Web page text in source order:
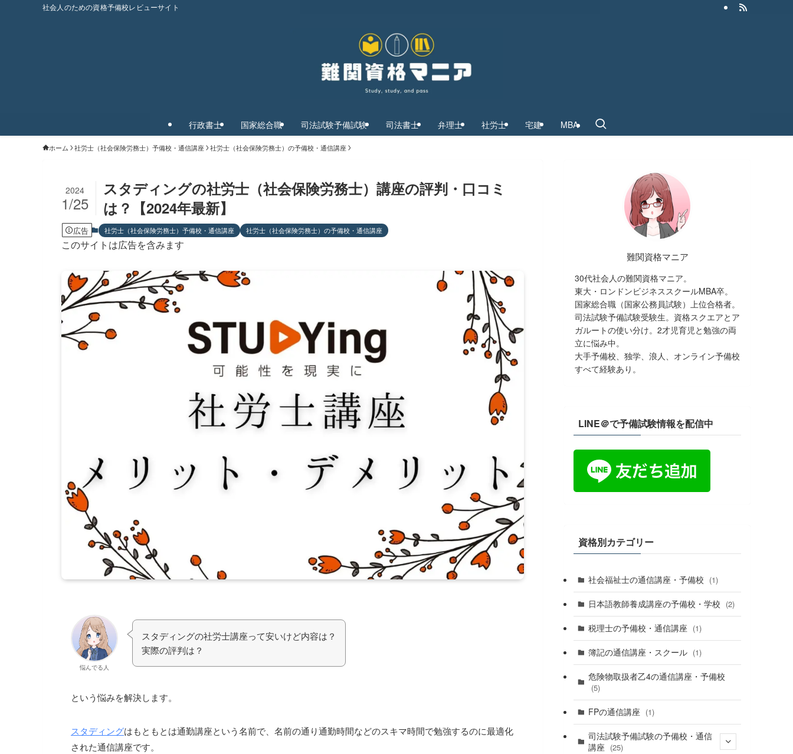
社会人のための資格予備校レビューサイト
行政書士 国家総合職 司法試験予備試験 司法書士 弁理士 社労士 宅建 MBA
ホーム 社労士（社会保険労務士）予備校・通信講座 社労士（社会保険労務士）の予備校・通信講座
スタディングの社労士（社会保険労務士）講座の評判・口コミ
は？【2024年最新】
2024
1/25
広告 社労士（社会保険労務士）予備校・通信講座 社労士（社会保険労務士）の予備校・通信講座
このサイトは広告を含みます
悩んでる人
スタディングの社労士講座って安いけど内容は？
実際の評判は？
という悩みを解決します。
スタディングはもともとは通勤講座という名前で、名前の通り通勤時間などのスキマ時間で勉強するのに最適化
された通信講座です。
難関資格マニア
30代社会人の難関資格マニア。
東大・ロンドンビジネススクールMBA卒。
国家総合職（国家公務員試験）上位合格者。
司法試験予備試験受験生。資格スクエアとア
ガルートの使い分け。2才児育児と勉強の両
立に悩み中。
大手予備校、独学、浪人、オンライン予備校
すべて経験あり。
LINE＠で予備試験情報を配信中
資格別カテゴリー
社会福祉士の通信講座・予備校 (1)
日本語教師養成講座の予備校・学校 (2)
税理士の予備校・通信講座 (1)
簿記の通信講座・スクール (1)
危険物取扱者乙4の通信講座・予備校
(5)
FPの通信講座 (1)
司法試験予備試験の予備校・通信
講座 (25)